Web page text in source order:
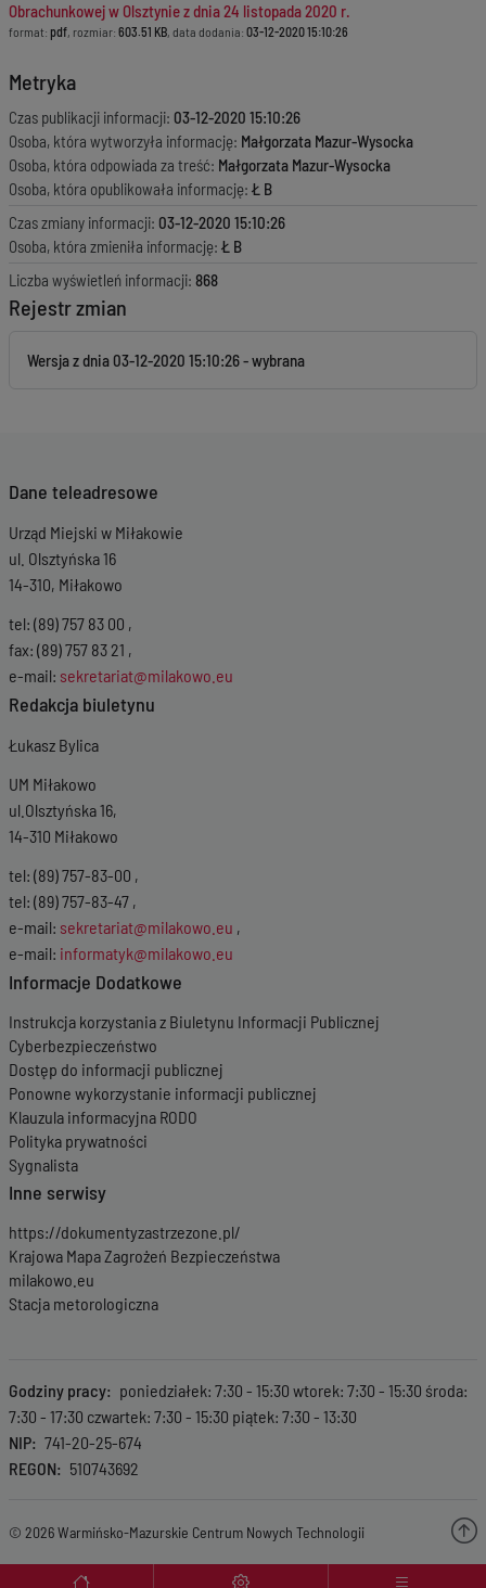
Menu wyróżnione
Obrachunkowej w Olsztynie z dnia 24 listopada 2020 r.
format: pdf, rozmiar: 603.51 KB, data dodania: 03-12-2020 15:10:26
Metryka
Czas publikacji informacji: 03-12-2020 15:10:26
Osoba, która wytworzyła informację: Małgorzata Mazur-Wysocka
Osoba, która odpowiada za treść: Małgorzata Mazur-Wysocka
Osoba, która opublikowała informację: Ł B
Czas zmiany informacji: 03-12-2020 15:10:26
Osoba, która zmieniła informację: Ł B
Liczba wyświetleń informacji: 868
Rejestr zmian
Wersja z dnia 03-12-2020 15:10:26
Dane teleadresowe
Urząd Miejski w Miłakowie
ul. Olsztyńska 16
14-310, Miłakowo
tel: (89) 757 83 00 ,
fax: (89) 757 83 21 ,
e-mail: sekretariat@milakowo.eu
Redakcja biuletynu
Łukasz Bylica
UM Miłakowo
ul.Olsztyńska 16,
14-310 Miłakowo
tel: (89) 757-83-00 ,
tel: (89) 757-83-47 ,
e-mail: sekretariat@milakowo.eu ,
e-mail: informatyk@milakowo.eu
Informacje Dodatkowe
Instrukcja korzystania z Biuletynu Informacji Publicznej
Cyberbezpieczeństwo
Dostęp do informacji publicznej
Ponowne wykorzystanie informacji publicznej
Klauzula informacyjna RODO
Polityka prywatności
Sygnalista
Inne serwisy
https://dokumentyzastrzezone.pl/
Krajowa Mapa Zagrożeń Bezpieczeństwa
milakowo.eu
Stacja metorologiczna
Godziny pracy
poniedziałek: 7:30 - 15:30 wtorek: 7:30 - 15:30 środa:
7:30 - 17:30 czwartek: 7:30 - 15:30 piątek: 7:30 - 13:30
NIP
741-20-25-674
REGON
510743692
© 2026 Warmińsko-Mazurskie Centrum Nowych Technologii